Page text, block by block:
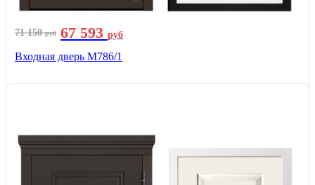
71 150руб 67 593 руб
Входная дверь М786/1